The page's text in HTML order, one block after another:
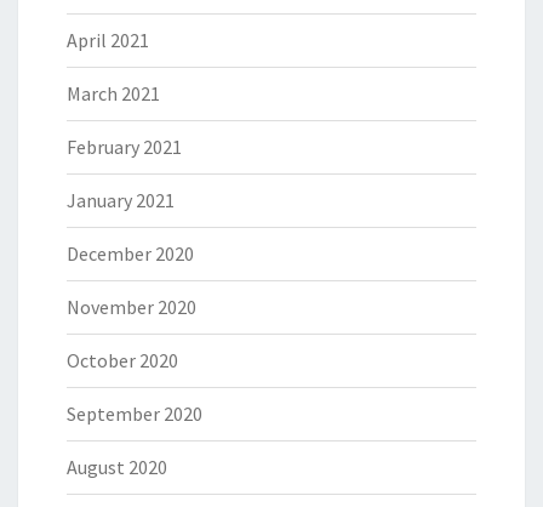
April 2021
March 2021
February 2021
January 2021
December 2020
November 2020
October 2020
September 2020
August 2020